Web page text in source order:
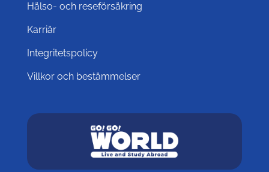
Hälso- och reseförsäkring
Karriär
Integritetspolicy
Villkor och bestämmelser